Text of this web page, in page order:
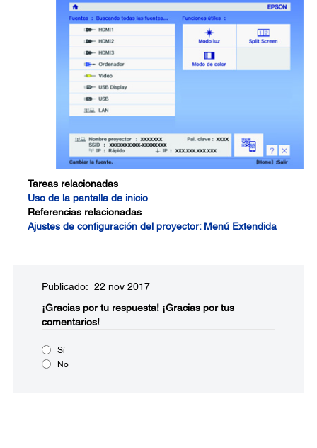
Tareas relacionadas
Uso de la pantalla de inicio
Referencias relacionadas
Ajustes de configuración del proyector: Menú Extendida
Publicado: 22 nov 2017
¡Gracias por tu respuesta! ¡Gracias por tus
comentarios!
Sí
No